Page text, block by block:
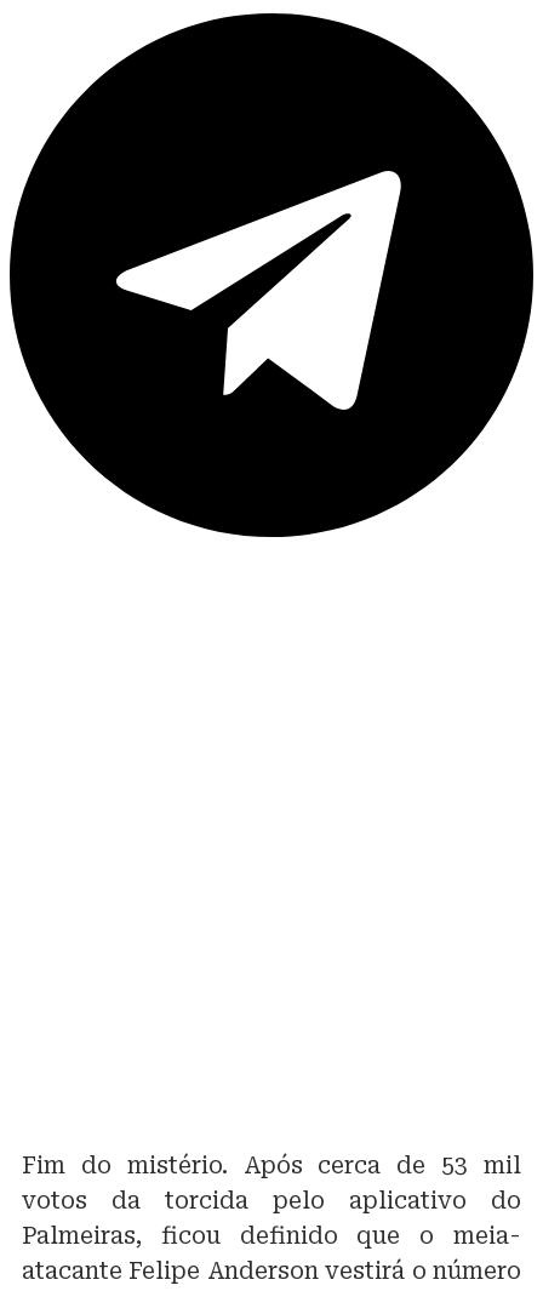
Fim do mistério. Após cerca de 53 mil
votos da torcida pelo aplicativo do
Palmeiras, ficou definido que o meia-
atacante Felipe Anderson vestirá o número